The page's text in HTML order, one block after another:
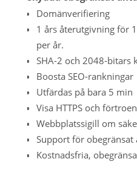
Domänverifiering
1 års återutgivning för
per år.
SHA-2 och 2048-bitars
Boosta SEO-rankningar
Utfärdas på bara 5 min
Visa HTTPS och
Webbplatssigill om
Support för obegränsat
Kostnadsfria,